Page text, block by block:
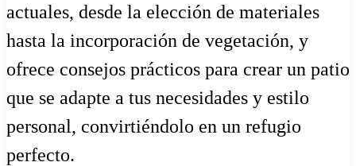
actuales, desde la elección de materiales
hasta la incorporación de vegetación, y
ofrece consejos prácticos para crear un patio
que se adapte a tus necesidades y estilo
personal, convirtiéndolo en un refugio
perfecto.